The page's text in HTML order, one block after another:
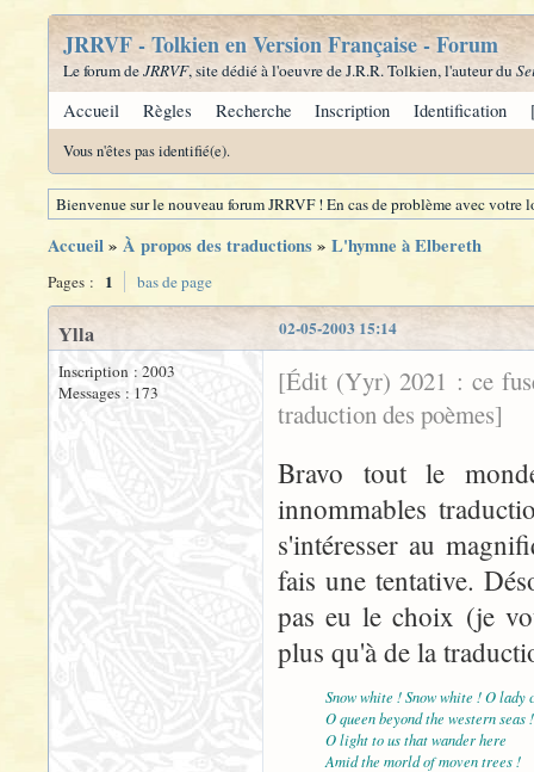
JRRVF - Tolkien en Version Française - Forum
Le forum deJRRVF, site dédié à l'oeuvre de J.R.R. Tolkien, l'auteur du
Accueil Règles Recherche Inscription Identification
Vous n'êtes pas identifié(e).
Bienvenue sur le nouveau forum JRRVF ! En cas de problème avec
Accueil» À propos des traductions» L'hymne à Elbereth
Pages : 1 bas de page
02-05-2003 15:14
Ylla
Inscription : 2003
Messages : 173
[Édit (Yyr) 2021 : ce
traduction des poèmes]
Bravo tout le
innommables
s'intéresser au
fais une tentative.
pas eu le choix (je
plus qu'à de la
Snow white ! Snow white ! O lady
O queen beyond the western seas !
O light to us that wander here
Amid the morld of moven trees !